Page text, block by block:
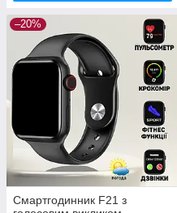
–20%
Смартгодинник F21 з